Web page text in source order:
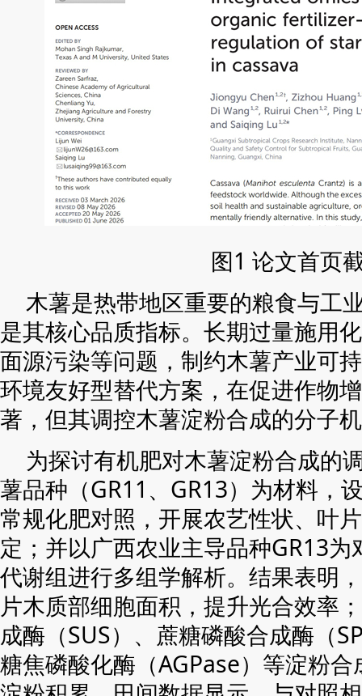
图1 论文首页
木薯是热带地区重要的粮食与工
是其核心品质指标。长期过量施用
面源污染等问题，制约木薯产业可
环境友好型替代方案，在促进作物
著，但其调控木薯淀粉合成的分子
为探讨有机肥对木薯淀粉合成的
薯品种（GR11、GR13）为材料，
常规化肥对照，开展农艺性状、叶
定；并以广西农业主导品种GR13
代谢组进行多组学解析。结果表明
片木质部细胞面积，提升光合效率
成酶（SUS）、蔗糖磷酸合成酶（
糖焦磷酸化酶（AGPase）等淀粉